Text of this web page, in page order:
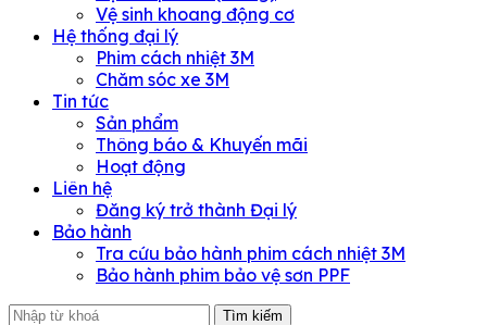
Vệ sinh khoang động cơ
Hệ thống đại lý
Phim cách nhiệt 3M
Chăm sóc xe 3M
Tin tức
Sản phẩm
Thông báo & Khuyến mãi
Hoạt động
Liên hệ
Đăng ký trở thành Đại lý
Bảo hành
Tra cứu bảo hành phim cách nhiệt 3M
Bảo hành phim bảo vệ sơn PPF
Tìm kiếm